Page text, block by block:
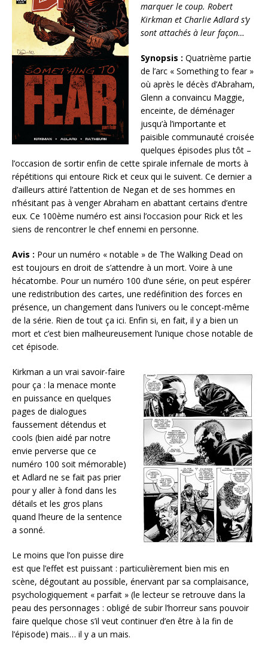
marquer le coup. Robert
Kirkman et Charlie Adlard s’y
sont attachés à leur façon…
Synopsis : Quatrième partie
de l’arc « Something to fear »
où après le décès d’Abraham,
Glenn a convaincu Maggie,
enceinte, de déménager
jusqu’à l’importante et
paisible communauté croisée
quelques épisodes plus tôt –
l’occasion de sortir enfin de cette spirale infernale de morts à
répétitions qui entoure Rick et ceux qui le suivent. Ce dernier a
d’ailleurs attiré l’attention de Negan et de ses hommes en
n’hésitant pas à venger Abraham en abattant certains d’entre
eux. Ce 100ème numéro est ainsi l’occasion pour Rick et les
siens de rencontrer le chef ennemi en personne.
Avis : Pour un numéro « notable » de The Walking Dead on
est toujours en droit de s’attendre à un mort. Voire à une
hécatombe. Pour un numéro 100 d’une série, on peut espérer
une redistribution des cartes, une redéfinition des forces en
présence, un changement dans l’univers ou le concept-même
de la série. Rien de tout ça ici. Enfin si, en fait, il y a bien un
mort et c’est bien malheureusement l’unique chose notable de
cet épisode.
Kirkman a un vrai savoir-faire
pour ça : la menace monte
en puissance en quelques
pages de dialogues
faussement détendus et
cools (bien aidé par notre
envie perverse que ce
numéro 100 soit mémorable)
et Adlard ne se fait pas prier
pour y aller à fond dans les
détails et les gros plans
quand l’heure de la sentence
a sonné.
Le moins que l’on puisse dire
est que l’effet est puissant : particulièrement bien mis en
scène, dégoutant au possible, énervant par sa complaisance,
psychologiquement « parfait » (le lecteur se retrouve dans la
peau des personnages : obligé de subir l’horreur sans pouvoir
faire quelque chose s’il veut continuer d’en être à la fin de
l’épisode) mais… il y a un mais.